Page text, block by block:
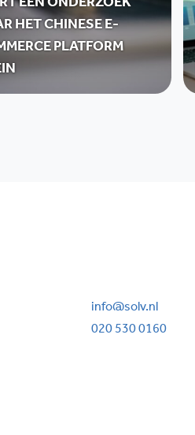
EEN ONDERZOEK
HET CHINESE E-
PLATFORM
info@solv.nl
020 530 0160